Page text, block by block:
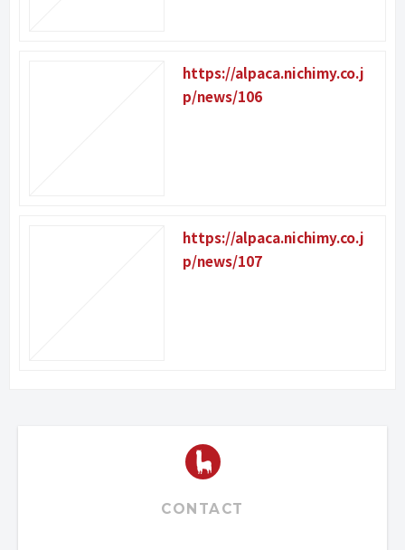
https://alpaca.nichimy.co.j
p/news/106
https://alpaca.nichimy.co.j
p/news/107
CONTACT